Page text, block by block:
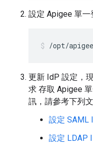
設定 Apigee 單一
/opt/
更新 IdP 設定，
求 存取 Apigee
訊，請參考下列文
設定 SAML
設定 LDAP